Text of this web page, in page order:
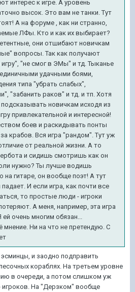
интерес к игре. А уровень
высок. Это вам не танки. Тут
А на форуме , как ни странно,
ЛФы. Кто и как их выбирает?
они отшибают новичкам
вопросы. Так как получают
"не смог в ЭМы" и тд. Тыканье
удачными боями,
типа "убрать слабых",
"забанить раков" и тд. и тп. Хотя
новичкам исходя из
привлекательной и интересной!
боев и раскидывать понты
крабов. Вся игра "рандом". Тут уж
от реальной жизни. А то
и сидишь смотришь как он
нужно? Ты лучше водишь
на гитаре, он вообще поэт! А тут
И если игра, как почти все
то простые люди - игроки
А меня, например, эта игра
очень многим обязан...
Ни на что не претендую. С
и заодно подправить
кораблях. На третьем уровне
в очереди, а потом слишком уж
На "Дерзком" вообще